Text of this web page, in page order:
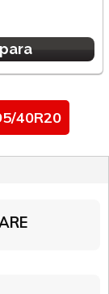
40R20